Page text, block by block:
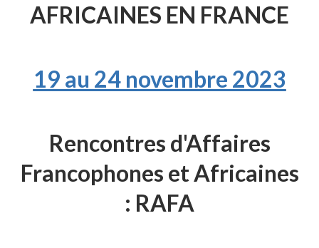
AFRICAINES EN FRANCE
19 au 24 novembre 2023
Rencontres d'Affaires
Francophones et Africaines
: RAFA